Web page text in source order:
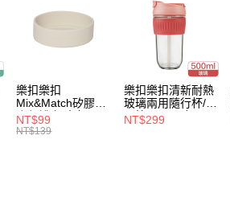
樂扣樂扣
Mix&Match矽膠杯
底保護套/米灰
(BOTTOM-
NT$99
NT$139
樂扣樂扣清新耐熱
玻璃兩用隨行杯/附
吸管/500ml/粉
(LLG699DPIK)
NT$299